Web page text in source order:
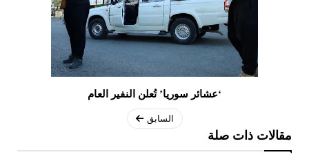
‘عشائر سوريا’ تُعلن النفير العام
السابق
مقالات ذات صلة